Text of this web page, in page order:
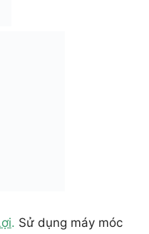
. Sử dụng máy móc